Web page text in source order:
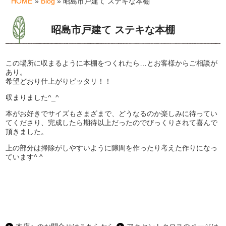
昭島市戸建て ステキな本棚
この場所に収まるように本棚をつくれたら…とお客様からご相談が
あり。
希望どおり仕上がりピッタリ！！
収まりました^_^
本がお好きでサイズもさまざまで、どうなるのか楽しみに待ってい
てくださり、完成したら期待以上だったのでびっくりされて喜んで
頂きました。
上の部分は掃除がしやすいように隙間を作ったり考えた作りになっ
ています^ ^